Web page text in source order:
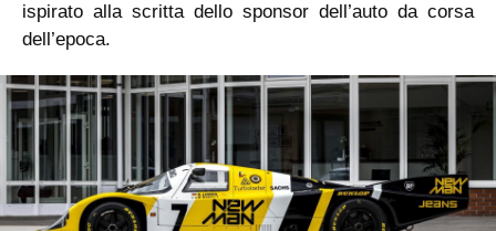
ispirato alla scritta dello sponsor dell’auto da corsa
dell’epoca.